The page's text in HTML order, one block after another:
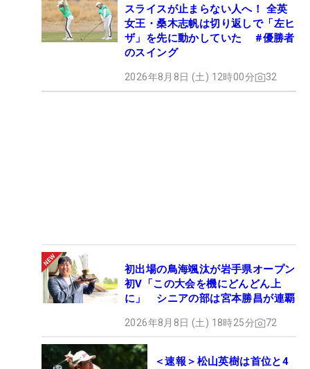
スライスが止まらない人へ！ 全英
女王・桑木志帆は切り返しで「左ヒ
ザ」を先に動かしていた #優勝者
のスイング
2026年8月8日 (土) 12時00分 32
初出場の鳥海颯汰が岩手県オープン
初V「この大会を機にどんどん上
に」 シニアの部は宮本勝昌が連覇
2026年8月8日 (土) 18時25分 72
＜速報＞松山英樹は首位と4